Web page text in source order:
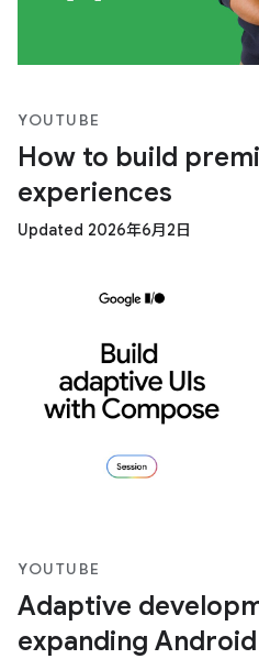
YOUTUBE
How to build
experiences
Updated 2026年6月2日
YOUTUBE
Adaptive
expanding